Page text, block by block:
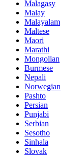
Malagasy
Malay
Malayalam
Maltese
Maori
Marathi
Mongolian
Burmese
Nepali
Norwegian
Pashto
Persian
Punjabi
Serbian
Sesotho
Sinhala
Slovak